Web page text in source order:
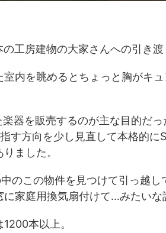
工房建物の大家さんへの引き渡
内を眺めるとちょっと胸がキュ
器を販売するのが主な目的だ
す方向を少し見直して本格的
ました。
のこの物件を見つけて引っ越
家庭用換気扇付けて…みたいな
本以上。